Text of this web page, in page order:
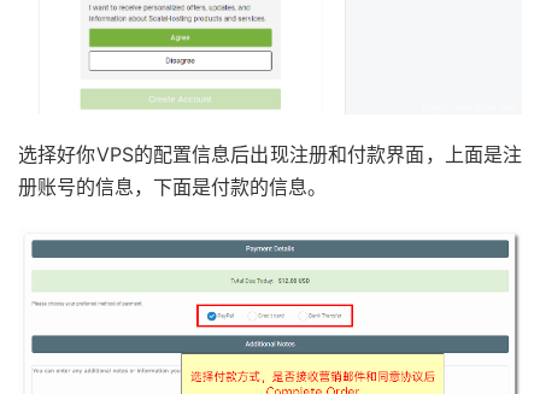
选择好你VPS的配置信息后出现注册和付款界面，上面是注
册账号的信息，下面是付款的信息。